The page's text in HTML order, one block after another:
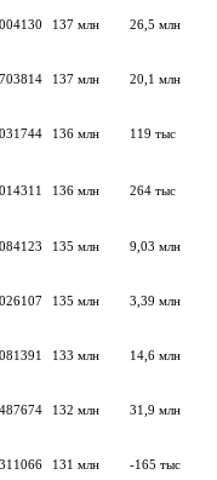
137 млн 26,5 млн
137 млн 20,1 млн
136 млн 119 тыс
136 млн 264 тыс
135 млн 9,03 млн
135 млн 3,39 млн
133 млн 14,6 млн
132 млн 31,9 млн
131 млн -165 тыс